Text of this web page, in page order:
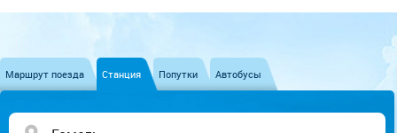
Маршрут поезда Станция Попутки Автобусы